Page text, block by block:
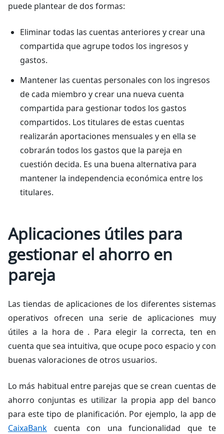
puede plantear de dos formas:
Eliminar todas las cuentas anteriores y crear una
compartida que agrupe todos los ingresos y
gastos.
Mantener las cuentas personales con los ingresos
de cada miembro y crear una nueva cuenta
compartida para gestionar todos los gastos
compartidos. Los titulares de estas cuentas
realizarán aportaciones mensuales y en ella se
cobrarán todos los gastos que la pareja en
cuestión decida. Es una buena alternativa para
mantener la independencia económica entre los
titulares.
Aplicaciones útiles para
gestionar el ahorro en
pareja
Las tiendas de aplicaciones de los diferentes sistemas
operativos ofrecen una serie de aplicaciones muy
útiles a la hora de . Para elegir la correcta, ten en
cuenta que sea intuitiva, que ocupe poco espacio y con
buenas valoraciones de otros usuarios.
Lo más habitual entre parejas que se crean cuentas de
ahorro conjuntas es utilizar la propia app del banco
para este tipo de planificación. Por ejemplo, la app de
CaixaBank cuenta con una funcionalidad que te